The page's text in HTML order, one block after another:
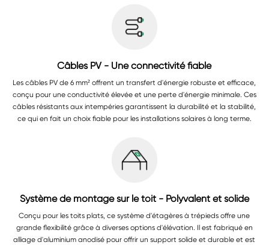
Câbles PV - Une connectivité fiable
Les câbles PV de 6 mm² offrent un transfert d'énergie robuste et efficace,
conçu pour une conductivité élevée et une perte d'énergie minimale. Ces
câbles résistants aux intempéries garantissent la durabilité et la stabilité,
ce qui en fait un choix fiable pour les installations solaires à long terme.
Système de montage sur le toit - Polyvalent et solide
Conçu pour les toits plats, ce système d'étagères à trépieds offre une
grande flexibilité grâce à diverses options d'élévation. Il est fabriqué en
alliage d'aluminium anodisé pour offrir un support solide et durable et est